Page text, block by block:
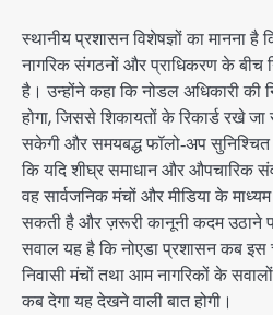
स्थानीय प्रशासन विशेषज्ञों का मानना है
नागरिक संगठनों और प्राधिकरण के बीच
है। उन्होंने कहा कि नोडल अधिकारी की
होगा, जिससे शिकायतों के रिकार्ड रखे
सकेगी और समयबद्ध फॉलो‑अप
कि यदि शीघ्र समाधान और औपचारिक
वह सार्वजनिक मंचों और मीडिया के
सकती है और ज़रूरी कानूनी कदम उठाने
सवाल यह है कि नोएडा प्रशासन कब इस
निवासी मंचों तथा आम नागरिकों के
कब देगा यह देखने वाली बात होगी।